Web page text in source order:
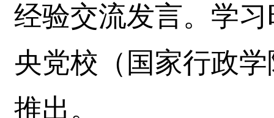
经验交流发言。学
央党校（国家行政
推出。